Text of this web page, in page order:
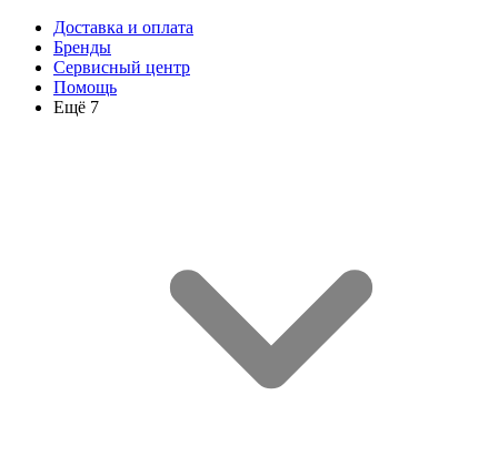
Доставка и оплата
Бренды
Сервисный центр
Помощь
Ещё 7